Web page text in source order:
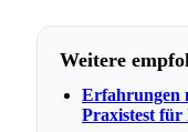
Weitere
Erfahrungen
Praxistest für